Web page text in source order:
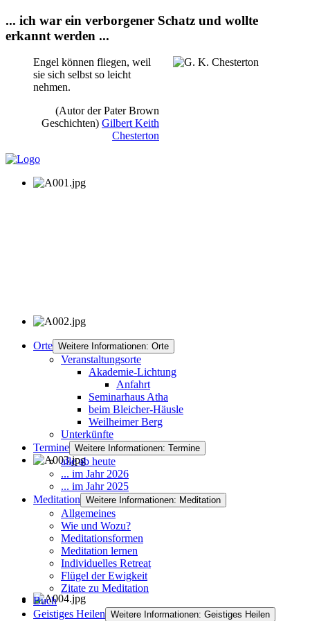
... ich war ein verborgener Schatz und wollte
erkannt werden ...
Engel können fliegen, weil
sie sich selbst so leicht
nehmen.
(Autor der Pater Brown
Geschichten) Gilbert Keith
Chesterton
Orte Weitere Informationen: Orte
Veranstaltungsorte
Akademie-Lichtung
Anfahrt
Seminarhaus Atha
beim Bleicher-Häusle
Weilheimer Berg
Unterkünfte
Termine Weitere Informationen: Termine
alle ab heute
... im Jahr 2026
... im Jahr 2025
Meditation Weitere Informationen: Meditation
Allgemeines
Wie und Wozu?
Meditationsformen
Meditation lernen
Individuelles Retreat
Flügel der Ewigkeit
Zitate zu Meditation
Buch
Geistiges Heilen Weitere Informationen: Geistiges Heilen